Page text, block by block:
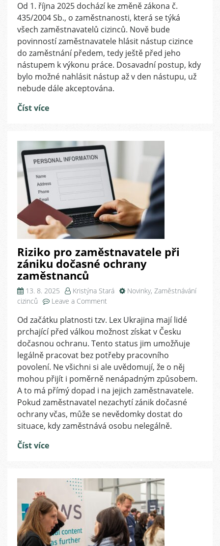
s
názvem
Co
znamená
institut
nehlášené
práce
a
Od 1. října 2025 dochází ke změně zákona č.
435/2004 Sb., o zaměstnanosti, která se týká
všech zaměstnavatelů cizinců. Nově bude
povinností zaměstnavatele hlásit nástup cizince
do zaměstnání předem, tedy ještě před jeho
nástupem k výkonu práce. Dosavadní postup, kdy
bylo možné nahlásit nástup až v den nástupu, už
nebude dále akceptována.
Číst více
Riziko pro zaměstnavatele při
zániku dočasné ochrany
zaměstnanců
13. 8. 2025 Kristýna Stará Novinky, Zaměstnávání
cizinců
Leave a Comment
pro
zaměstnavatele
při
zániku
dočasné
ochrany
zaměstnanců
Od začátku platnosti tzv. Lex Ukrajina mají lidé
prchající před válkou možnost získat v Česku
dočasnou ochranu. Tento status jim umožňuje
legálně pracovat bez potřeby pracovního
povolení. Ne všichni si ale uvědomují, že o něj
mohou přijít i poměrně nenápadným způsobem.
A to má přímý dopad i na jejich zaměstnavatele.
Pokud zaměstnavatel nezachytí zánik dočasné
ochrany včas, může se nevědomky dostat do
situace, kdy zaměstnává osobu nelegálně.
Číst více